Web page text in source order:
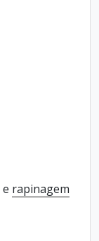
e rapinagem